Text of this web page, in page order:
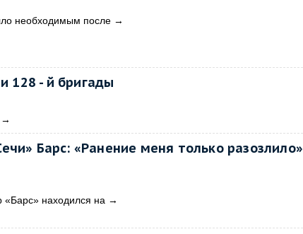
необходимым после →
128 - й бригады
→
Барс: «Ранение меня только разозлило»
«Барс» находился на →